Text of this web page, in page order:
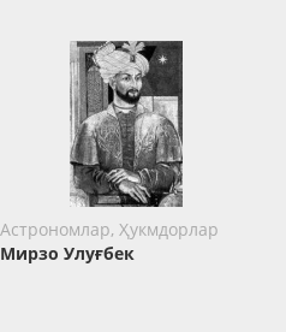
Астрономлар, Ҳукмдорлар
Мирзо Улуғбек